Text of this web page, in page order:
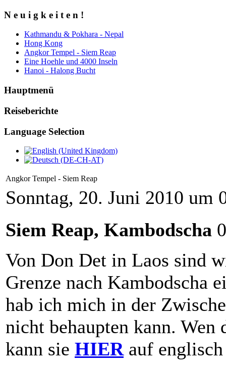
N e u i g k e i t e n !
Kathmandu & Pokhara - Nepal
Hong Kong
Angkor Tempel - Siem Reap
Eine Hoehle und 4000 Inseln
Hanoi - Halong Bucht
Hauptmenü
Reiseberichte
Language Selection
Angkor Tempel - Siem Reap
Sonntag, 20. Juni 2010 um
Siem Reap, Kambodscha
Von Don Det in Laos sind
Grenze nach Kambodscha
hab ich mich in der
nicht behaupten kann.
kann sie HIERauf englisch